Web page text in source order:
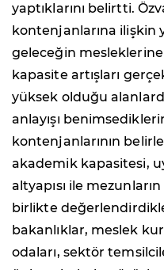
yaptıklarını belirtti.
kontenjanlarına ilişkin
geleceğin
kapasite artışları
yüksek olduğu
anlayışı
kontenjanlarının
akademik kapasitesi,
altyapısı ile
birlikte
bakanlıklar, meslek
odaları, sektör